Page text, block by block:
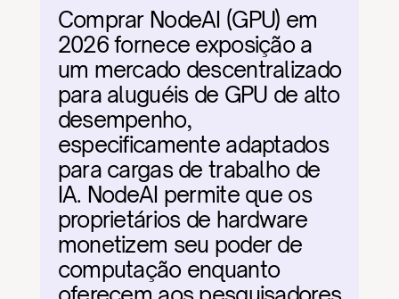
Comprar NodeAI (GPU) em
2026 fornece exposição a
um mercado descentralizado
para aluguéis de GPU de alto
desempenho,
especificamente adaptados
para cargas de trabalho de
IA. NodeAI permite que os
proprietários de hardware
monetizem seu poder de
computação enquanto